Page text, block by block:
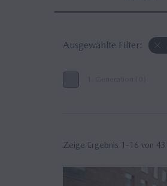
Ausgewählte Filter:
Zeige Ergebnis 1-16 von 43